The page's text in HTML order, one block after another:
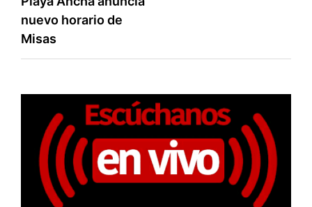
entradas
nuevo horario de
Misas